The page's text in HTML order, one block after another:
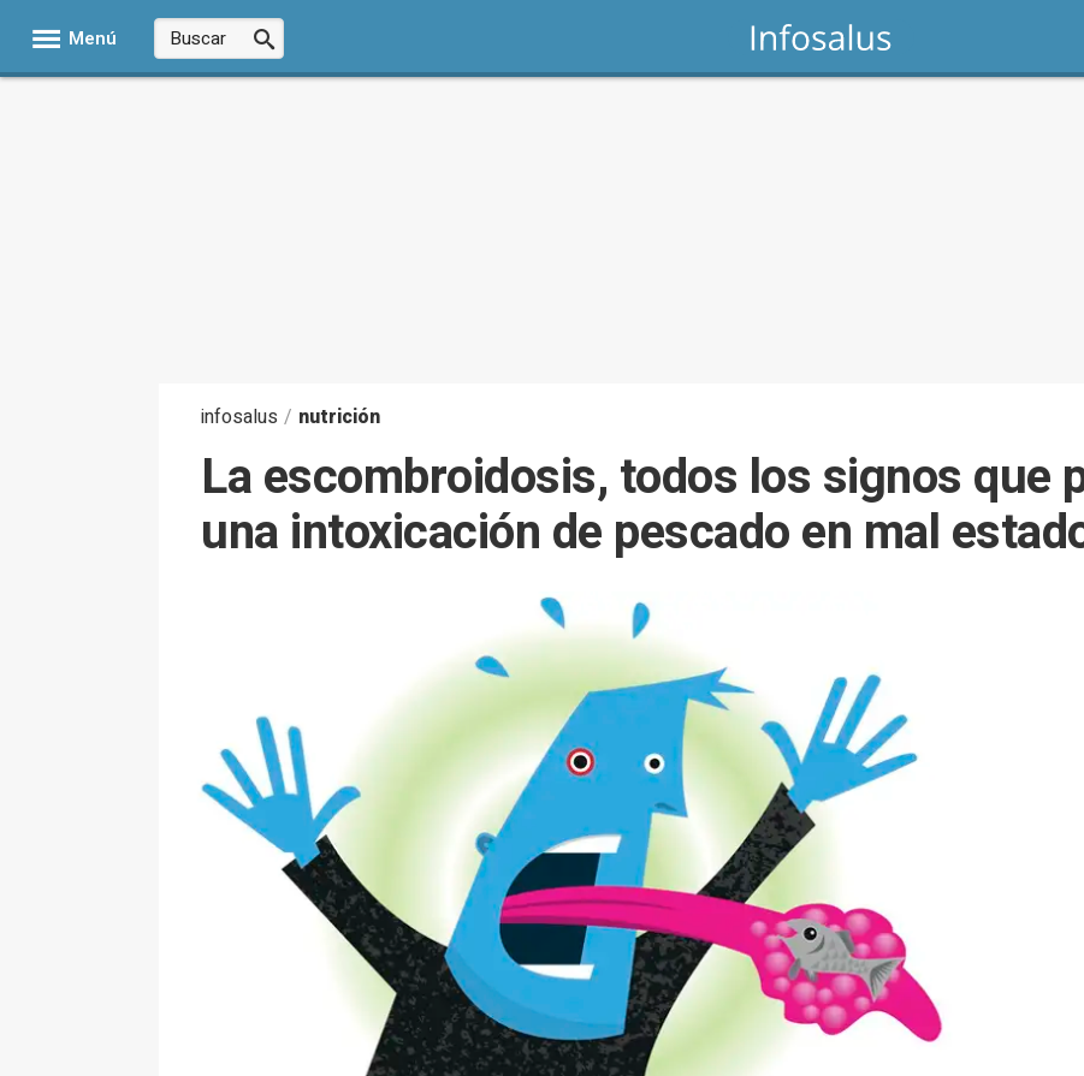
Menú
infosalus / nutrición
La escombroidosis, todos los signos que
una intoxicación de pescado en mal